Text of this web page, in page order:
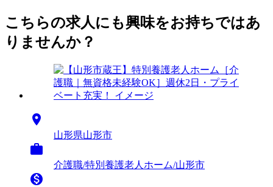
こちらの求人にも興味をお持ちではあ
りませんか？

山形県山形市

介護職/特別養護老人ホーム/山形市
